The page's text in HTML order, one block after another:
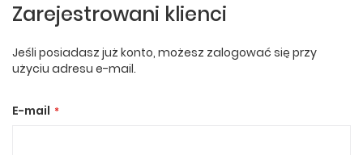
Zarejestrowani klienci
Jeśli posiadasz już konto, możesz zalogować się przy
użyciu adresu e-mail.
E-mail